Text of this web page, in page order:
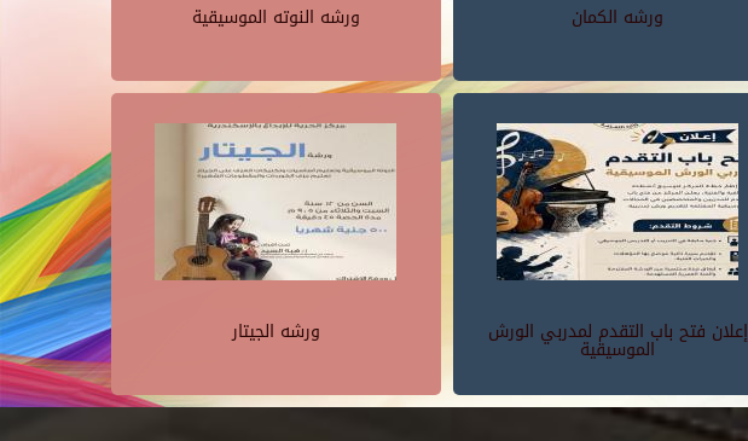
ورشه النوته الموسيقية ورشه الكمان
ورشه الجيتار إعلان فتح باب التقدم لمدربي الورش
الموسيقية